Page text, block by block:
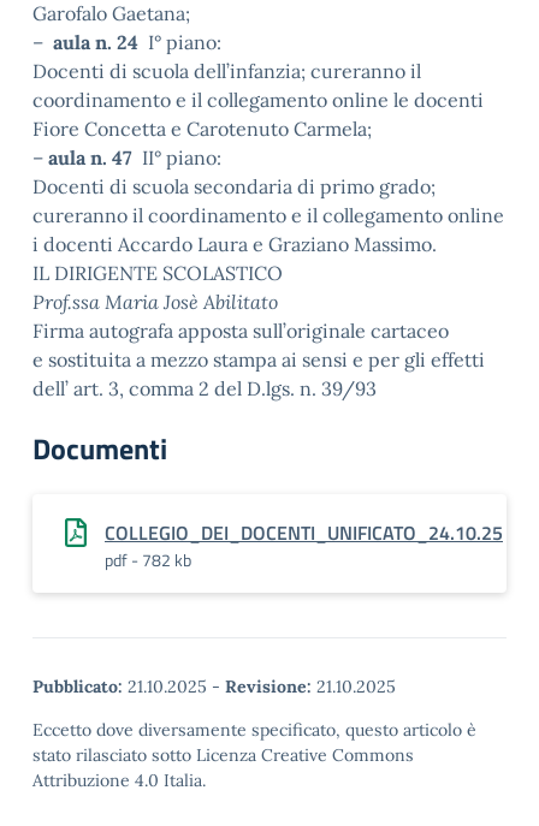
Garofalo Gaetana;
– aula n. 24 I° piano:
Docenti di scuola dell’infanzia; cureranno il
coordinamento e il collegamento online le docenti
Fiore Concetta e Carotenuto Carmela;
– aula n. 47 II° piano:
Docenti di scuola secondaria di primo grado;
cureranno il coordinamento e il collegamento online
i docenti Accardo Laura e Graziano Massimo.
IL DIRIGENTE SCOLASTICO
Prof.ssa Maria Josè Abilitato
Firma autografa apposta sull’originale cartaceo
e sostituita a mezzo stampa ai sensi e per gli effetti
dell’ art. 3, comma 2 del D.lgs. n. 39/93
Documenti
COLLEGIO_DEI_DOCENTI_UNIFICATO_24.10.25
pdf - 782 kb
Pubblicato: 21.10.2025 - Revisione: 21.10.2025
Eccetto dove diversamente specificato, questo articolo è
stato rilasciato sotto Licenza Creative Commons
Attribuzione 4.0 Italia.